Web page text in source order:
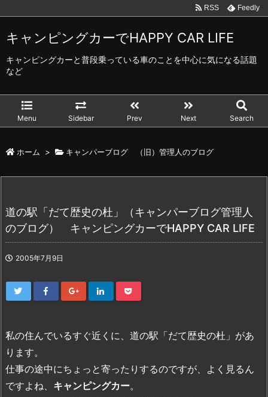
キャンピングカーでHAPPY CAR LIFE
キャンピングカーと普段乗っている車のことを中心に気になる話題
など
Menu Sidebar Prev Next Search
RSS Feedly
ホーム > キャンパーブログ （旧）管理人のブログ
道の駅「だて歴史の杜」（キャンパーブログ管理人
のブログ） キャンピングカーでHAPPY CAR LIFE
2005年7月9日
私の住んでいるすぐ近くに、道の駅「だて歴史の杜」があ
ります。
仕事の途中にちょっと寄ったりするのですが、よく見るん
ですよね、 キャンピングカー。